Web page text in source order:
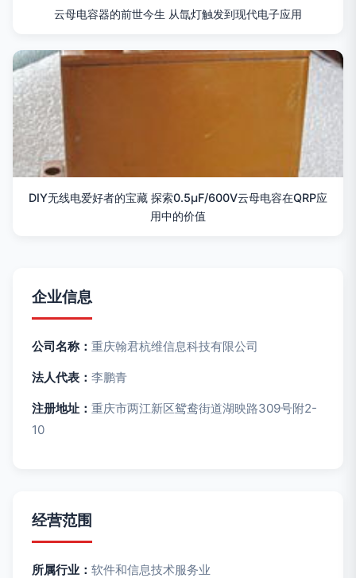
云母电容器的前世今生 从氙灯触发到现代电子应用
DIY无线电爱好者的宝藏 探索0.5μF/600V云母电容在QRP应
用中的价值
企业信息
公司名称： 重庆翰君杭维信息科技有限公司
法人代表： 李鹏青
注册地址： 重庆市两江新区鸳鸯街道湖映路309号附2-
10
经营范围
所属行业： 软件和信息技术服务业